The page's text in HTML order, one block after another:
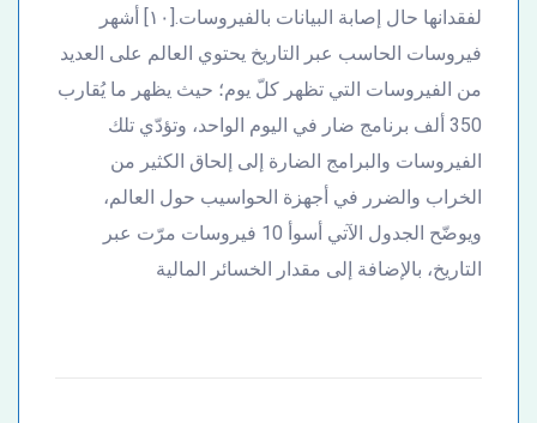
لفقدانها حال إصابة البيانات بالفيروسات.[١٠] أشهر
فيروسات الحاسب عبر التاريخ يحتوي العالم على العديد
من الفيروسات التي تظهر كلّ يوم؛ حيث يظهر ما يُقارب
350 ألف برنامج ضار في اليوم الواحد، وتؤدّي تلك
الفيروسات والبرامج الضارة إلى إلحاق الكثير من
الخراب والضرر في أجهزة الحواسيب حول العالم،
ويوضّح الجدول الآتي أسوأ 10 فيروسات مرّت عبر
التاريخ، بالإضافة إلى مقدار الخسائر المالية